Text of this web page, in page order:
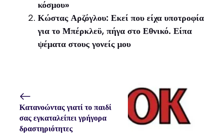
κόσμου»
Κώστας Αρζόγλου: Εκεί που είχα υποτροφία
για το Μπέρκλεϋ, πήγα στο Εθνικό. Είπα
ψέματα στους γονείς μου
Κατανοώντας γιατί το παιδί
σας εγκαταλείπει γρήγορα
δραστηριότητες